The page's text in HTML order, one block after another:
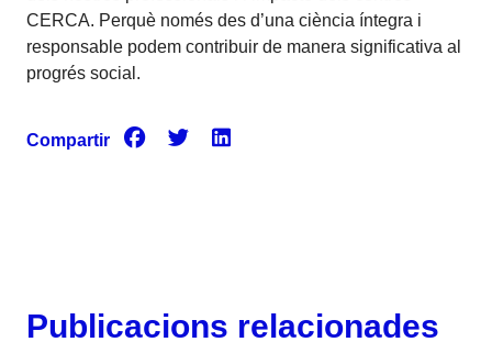
CERCA. Perquè només des d’una ciència íntegra i
responsable podem contribuir de manera significativa al
progrés social.
Compartir
Publicacions relacionades